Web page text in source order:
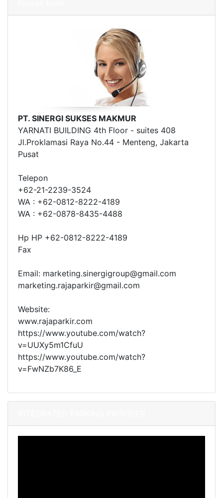
PT. SINERGI SUKSES MAKMUR
YARNATI BUILDING 4th Floor - suites 408
Jl.Proklamasi Raya No.44 - Menteng, Jakarta
Pusat
Telepon
+62-21-2239-3524
WA : +62-0812-8222-4189
WA : +62-0878-8435-4488
Hp HP +62-0812-8222-4189
Fax
Email: marketing.sinergigroup@gmail.com
marketing.rajaparkir@gmail.com
Website:
www.rajaparkir.com
https://www.youtube.com/watch?
v=UUXy5m1CfuU
https://www.youtube.com/watch?
v=FwNZb7K86_E